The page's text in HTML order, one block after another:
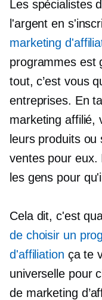
Les spécialistes
l'argent en
marketing
programmes est
tout, c’est vous
entreprises. En
marketing affilié,
leurs produits
ventes pour eux.
les gens pour
Cela dit, c'est
de choisir un
d'affiliation ça te
universelle pour
de marketing